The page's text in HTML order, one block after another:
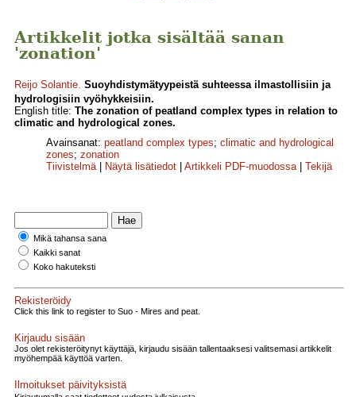
Artikkelit jotka sisältää sanan
'zonation'
Reijo Solantie. Suoyhdistymätyypeistä suhteessa ilmastollisiin ja
hydrologisiin vyöhykkeisiin.
English title: The zonation of peatland complex types in relation to
climatic and hydrological zones.
Avainsanat: peatland complex types; climatic and hydrological
zones; zonation
Tiivistelmä| Näytä lisätiedot Artikkeli PDF-muodossa| Tekijä
Mikä tahansa sana
Kaikki sanat
Koko hakuteksti
Rekisteröidy
Click this link to register to Suo - Mires and peat.
Kirjaudu sisään
Jos olet rekisteröitynyt käyttäjä, kirjaudu sisään tallentaaksesi valitsemasi artikkelit
myöhempää käyttöä varten.
Ilmoitukset päivityksistä